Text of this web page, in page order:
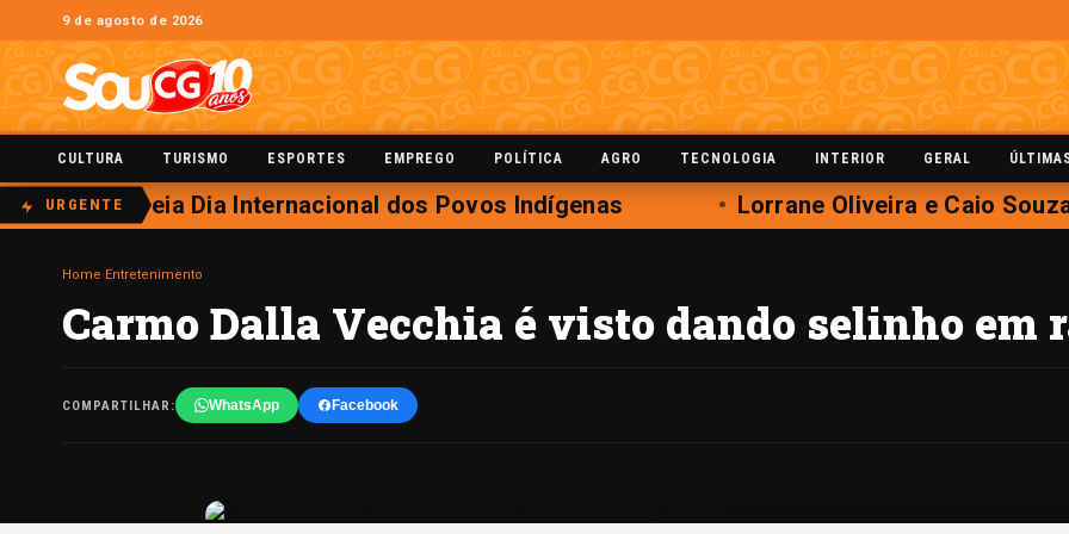
9 de agosto de 2026
CULTURA TURISMO ESPORTES EMPREGO POLÍTICA AGRO TECNOLOGIA INTERIOR GERAL
URGENTE
homenageia Dia Internacional dos Povos Indígenas Lorrane Oliveira e Caio
Home Entretenimento
Carmo Dalla Vecchia é visto dando selinho em
COMPARTILHAR: WhatsApp Facebook